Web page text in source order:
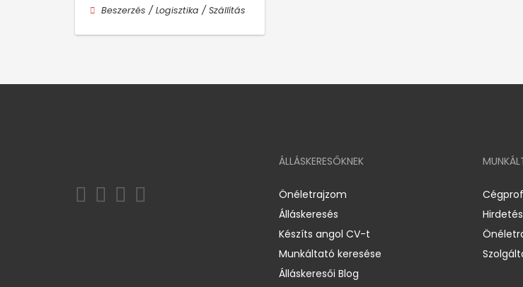
Beszerzés / Logisztika / Szállítás
ÁLLÁSKERESŐKNEK
Önéletrajzom
Álláskeresés
Készíts angol CV-t
Munkáltató keresése
Álláskeresői Blog